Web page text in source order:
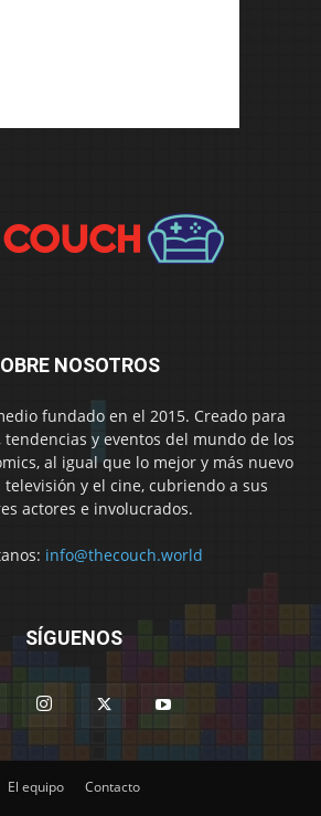
NOSOTROS
fundado en el 2015. Creado para
y eventos del mundo de los
al igual que lo mejor y más nuevo
y el cine, cubriendo a sus
actores e involucrados.
info@thecouch.world
SÍGUENOS
El equipo Contacto